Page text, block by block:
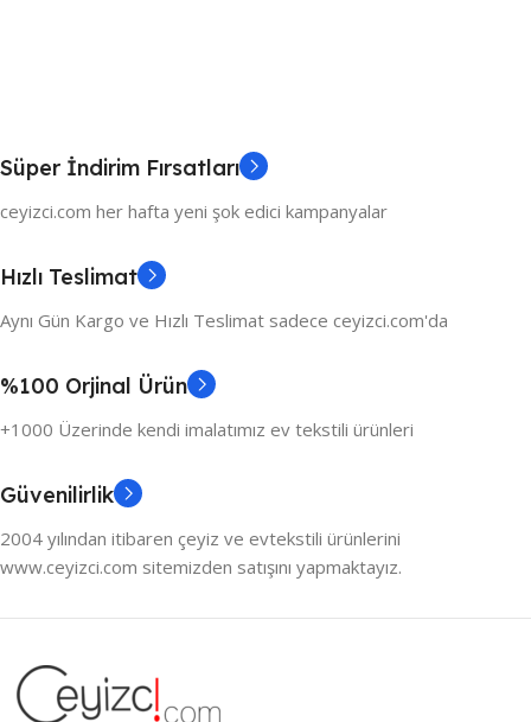
Süper İndirim Fırsatları
ceyizci.com her hafta yeni şok edici kampanyalar
Hızlı Teslimat
Aynı Gün Kargo ve Hızlı Teslimat sadece ceyizci.com'da
%100 Orjinal Ürün
+1000 Üzerinde kendi imalatımız ev tekstili ürünleri
Güvenilirlik
2004 yılından itibaren çeyiz ve evtekstili ürünlerini
www.ceyizci.com sitemizden satışını yapmaktayız.